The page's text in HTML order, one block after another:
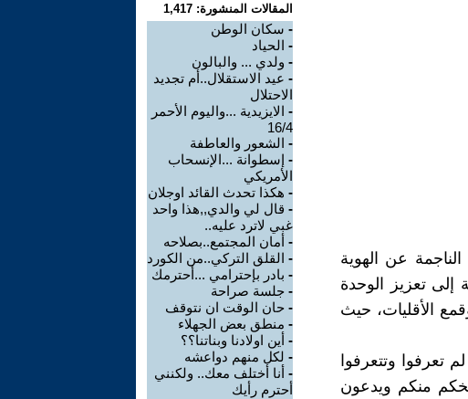
الناجمة عن الهوية
تعزيز الوحدة
الأقليات، حيث
تعرفوا وتتعرفوا
منكم ويدعون
المقالات المنشورة: 1,417
- سكان الوطن
- الحياد
- ولدي ... والبالون
- عيد الاستقلال..أم تجديد
الاحتلال
- الايزيدية ...واليوم الأحمر
16/4
- الشعور والعاطفة
- إسطوانة ...الإنسحاب
الأمريكي
- هكذا تحدث القائد اوجلان
- قال لي والدي,,هذا واحد
غبي لاترد عليه..
- أمان المجتمع..بصلاحه
- القلق التركي..من الكورد
- بادر بإحترامي ...أحترمك
- جلسة صراحة
- حان الوقت ان نتوقف
- منطق بعض الجهلاء
- أين اولادنا وبناتنا؟؟
- لكل منهم دواعشه
- أنا أختلف معك.. ولكنني
أحترم رأيك